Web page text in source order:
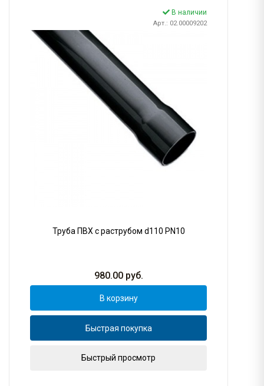
В наличии
Арт.: 02.00009202
Труба ПВХ с раструбом d110 PN10
980.00руб.
В корзину
Быстрая покупка
Быстрый просмотр